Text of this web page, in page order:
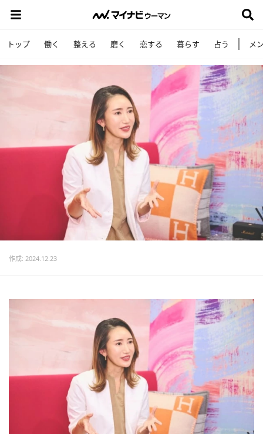
トップ 働く 整える 磨く 恋する 暮らす 占う メ
作成: 2024.12.23